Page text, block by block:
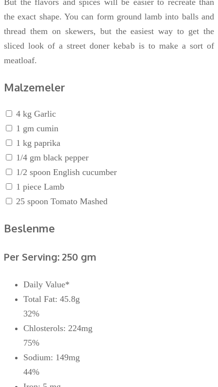
the exact shape. You can form ground lamb into balls and
thread them on skewers, but the easiest way to get the
sliced look of a street doner kebab is to make a sort of
meatloaf.
Malzemeler
4 kg Garlic
1 gm cumin
1 kg paprika
1/4 gm black pepper
1/2 spoon English cucumber
1 piece Lamb
25 spoon Tomato Mashed
Beslenme
Per Serving: 250 gm
Daily Value*
Total Fat: 45.8g
32%
Chlosterols: 224mg
75%
Sodium: 149mg
44%